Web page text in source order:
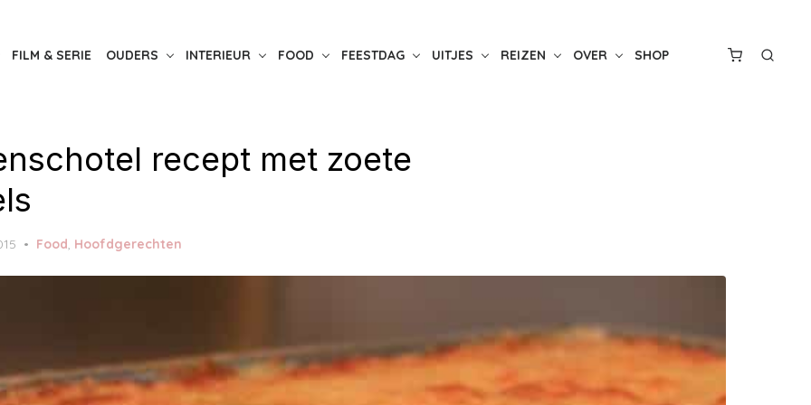
FILM & SERIE OUDERS INTERIEUR FOOD FEESTDAG UITJES REIZEN OVER SHOP
recept met zoete
Food Hoofdgerechten